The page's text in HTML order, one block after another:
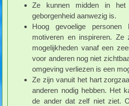
Ze kunnen midden in
geborgenheid aanwezig is.
Hoog gevoelige personen
motiveren en inspireren.
mogelijkheden vanaf een
voor anderen nog niet
omgeving verliezen is een
Ze zijn vanuit het hart
anderen nodig hebben. Het
de ander dat zelf niet ziet.